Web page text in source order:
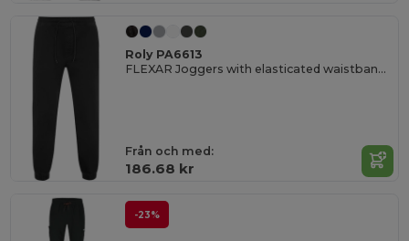
Roly PA6613
FLEXAR Joggers with elasticated waistband and cuffs
Från och med:
186.68 kr
-23%